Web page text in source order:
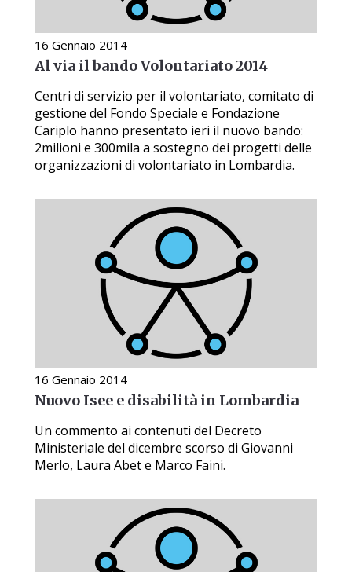
16 Gennaio 2014
Al via il bando Volontariato 2014
Centri di servizio per il volontariato, comitato di
gestione del Fondo Speciale e Fondazione
Cariplo hanno presentato ieri il nuovo bando:
2milioni e 300mila a sostegno dei progetti delle
organizzazioni di volontariato in Lombardia.
16 Gennaio 2014
Nuovo Isee e disabilità in Lombardia
Un commento ai contenuti del Decreto
Ministeriale del dicembre scorso di Giovanni
Merlo, Laura Abet e Marco Faini.